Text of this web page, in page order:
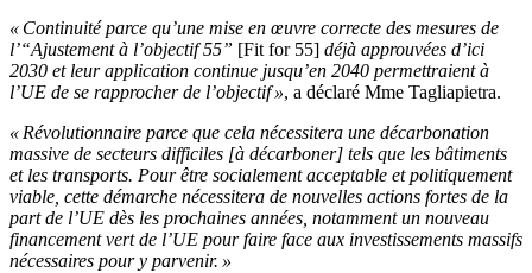
« Continuité parce qu’une mise en œuvre correcte des mesures de
l’“Ajustement à l’objectif 55” [Fit for 55] déjà approuvées d’ici
2030 et leur application continue jusqu’en 2040 permettraient à
l’UE de se rapprocher de l’objectif », a déclaré Mme Tagliapietra.
« Révolutionnaire parce que cela nécessitera une décarbonation
massive de secteurs difficiles [à décarboner] tels que les bâtiments
et les transports. Pour être socialement acceptable et politiquement
viable, cette démarche nécessitera de nouvelles actions fortes de la
part de l’UE dès les prochaines années, notamment un nouveau
financement vert de l’UE pour faire face aux investissements massifs
nécessaires pour y parvenir. »